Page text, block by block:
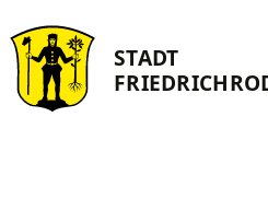
STADT
Sehenswert
Wandern
Gesundheit und
Heilklima
Verwaltung
Aktuelle Baumaßnahmen
Finanzen und
Haushalt
Bibliothek
Impressum